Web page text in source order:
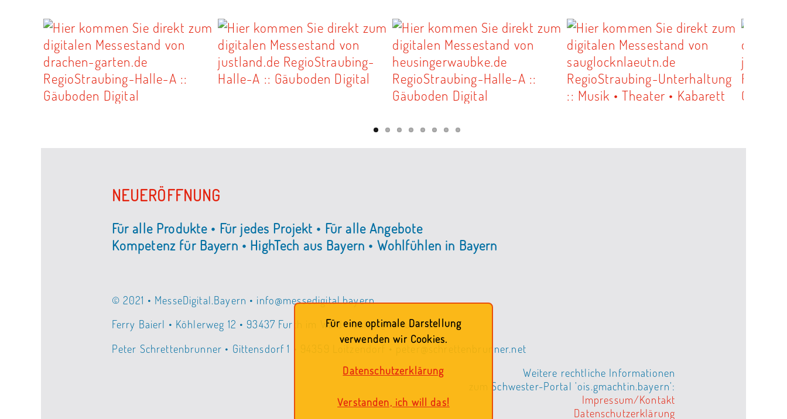
NEUERÖFFNUNG
Für alle Produkte • Für jedes Projekt • Für alle Angebote
Kompetenz für Bayern • HighTech aus Bayern • Wohlfühlen in Bayern
© 2021 • MesseDigital.Bayern • info@messedigital.bayern
Ferry Baierl • Köhlerweg 12 • 93437 Furth im Wald • baierl@cc-furth.de
Peter Schrettenbrunner • Gittensdorf 1 • 94359 Loitzendorf • peter@schrettenbrunner.net
Weitere rechtliche Informationen
zum Schwester-Portal 'ois.gmachtin.bayern':
Impressum/Kontakt
Datenschutzerklärung
Für eine optimale Darstellung
verwenden wir Cookies.
Datenschutzerklärung
Verstanden, ich will das!